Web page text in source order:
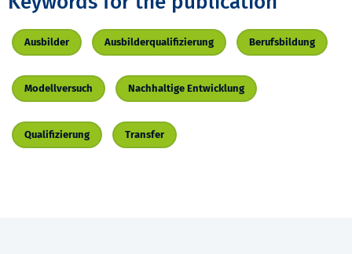
Ausbilder Ausbilderqualifizierung Berufsbildung
Modellversuch Nachhaltige Entwicklung
Qualifizierung Transfer